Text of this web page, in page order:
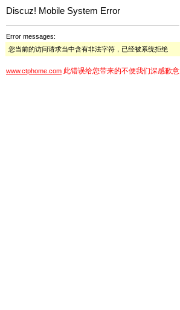
Discuz! Mobile System Error
Error messages:
您当前的访问请求当中含有非法字符，已经被系统拒绝
www.ctphome.com 此错误给您带来的不便我们深感歉意